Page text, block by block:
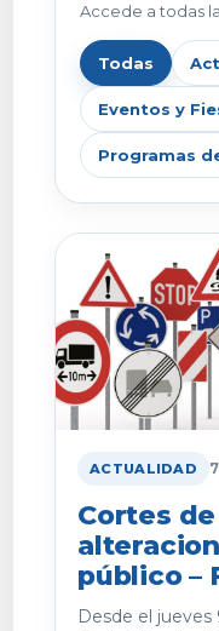
Accede a todas
Todas
Eventos y
Programas
ACTUALIDAD
Cortes
público –
Desde el jueves